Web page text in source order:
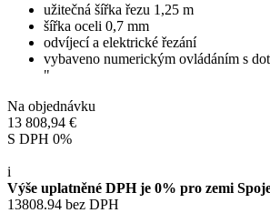
užitečná šířka řezu 1,25 m
šířka oceli 0,7 mm
odvíjecí a elektrické řezání
vybaveno numerickým ovládáním s
"
Na objednávku
13 808,94 €
S DPH 0%
i
Výše uplatněné DPH je 0% pro zemi
13808.94 bez DPH